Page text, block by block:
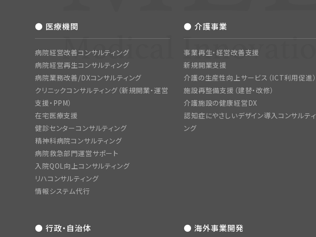
● 医療機関
病院経営改善コンサルティング
病院経営再生コンサルティング
病院業務改善/DXコンサルティング
クリニックコンサルティング（新規開業・運営
支援・PPM）
在宅医療支援
健診センターコンサルティング
精神科病院コンサルティング
病院救急部門運営サポート
入院QOL向上コンサルティング
リハコンサルティング
情報システム代行
● 介護事業
事業再生・経営改善支援
新規開業支援
介護の生産性向上サービス（ICT利用促進）
施設再整備支援（建替・改修）
介護施設の健康経営DX
認知症にやさしいデザイン導入コンサルティ
ング
● 行政・自治体 ● 海外事業開発